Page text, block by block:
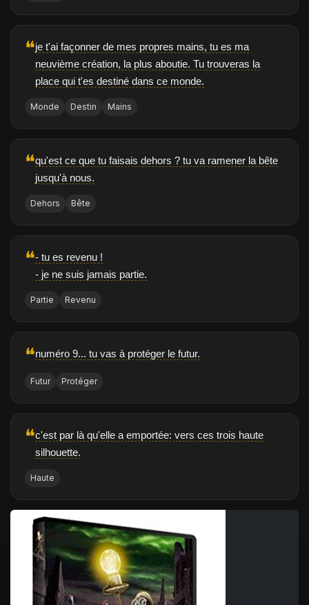
❝je t'ai façonner de mes propres mains, tu es ma
neuvième création, la plus aboutie. Tu trouveras la
place qui t'es destiné dans ce monde.
Monde Destin Mains
❝qu'est ce que tu faisais dehors ? tu va ramener la bête
jusqu'à nous.
Dehors Bête
❝- tu es revenu !
- je ne suis jamais partie.
Partie Revenu
❝numéro 9... tu vas à protéger le futur.
Futur Protéger
❝c'est par là qu'elle a emportée: vers ces trois haute
silhouette.
Haute